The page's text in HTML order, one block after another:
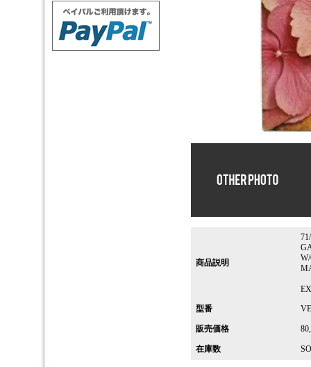
商品説明
型番
販売価格
在庫数